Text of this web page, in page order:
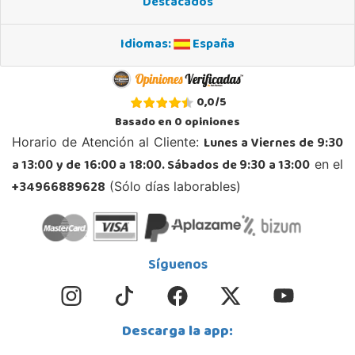
STOCK DISPONIBLE
Juguetilandia Armilla
Carretera Armilla 29, Urb. Porcegram, 2
18100, Armilla
958183860
Localizar Tienda
Juguetilandia Barakaldo
Centro comercial Max Center Barrio, Kareaga K., s/n Planta 1 Local LC3
Idiomas:
España
0,0/5
Basado en0opiniones
Horario de Atención al Cliente: Lunes a Viernes de 9:30
a 13:00 y de 16:00 a 18:00. Sábados de 9:30 a 13:00 en el
+34966889628 (Sólo días laborables)
Síguenos
Descarga la app: